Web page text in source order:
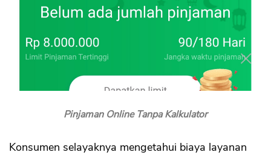
Pinjaman Online Tanpa Kalkulator
Konsumen selayaknya mengetahui biaya layanan